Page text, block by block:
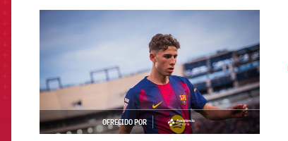
OFRECIDO POR
asistencia